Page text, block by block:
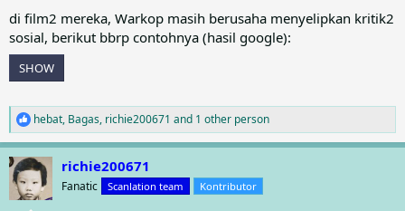
di film2 mereka, Warkop masih berusaha menyelipkan kritik2
sosial, berikut bbrp contohnya (hasil google):
SHOW
R
e
a
c
t
i
hebat, Bagas, richie200671 and 1 other person
richie200671
Fanatic Scanlation team Kontributor